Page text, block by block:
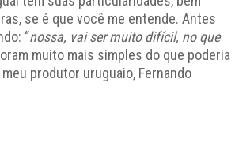
se é que você me entende. Antes
“nossa, vai ser muito difícil, no que
muito mais simples do que poderia
produtor uruguaio, Fernando